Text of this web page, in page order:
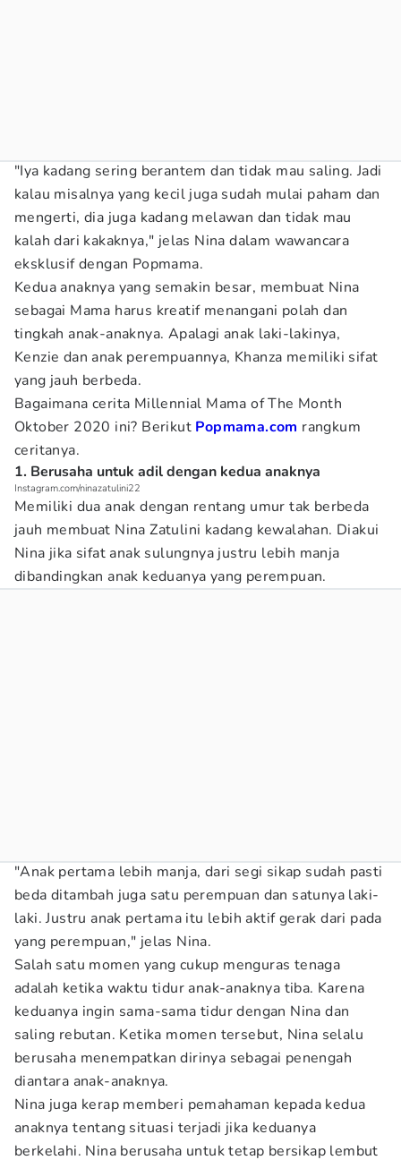
"Iya kadang sering berantem dan tidak mau saling. Jadi
kalau misalnya yang kecil juga sudah mulai paham dan
mengerti, dia juga kadang melawan dan tidak mau
kalah dari kakaknya," jelas Nina dalam wawancara
eksklusif dengan Popmama.
Kedua anaknya yang semakin besar, membuat Nina
sebagai Mama harus kreatif menangani polah dan
tingkah anak-anaknya. Apalagi anak laki-lakinya,
Kenzie dan anak perempuannya, Khanza memiliki sifat
yang jauh berbeda.
Bagaimana cerita Millennial Mama of The Month
Oktober 2020 ini? Berikut Popmama.com rangkum
ceritanya.
1. Berusaha untuk adil dengan kedua anaknya
Instagram.com/ninazatulini22
Memiliki dua anak dengan rentang umur tak berbeda
jauh membuat Nina Zatulini kadang kewalahan. Diakui
Nina jika sifat anak sulungnya justru lebih manja
dibandingkan anak keduanya yang perempuan.
"Anak pertama lebih manja, dari segi sikap sudah pasti
beda ditambah juga satu perempuan dan satunya laki-
laki. Justru anak pertama itu lebih aktif gerak dari pada
yang perempuan," jelas Nina.
Salah satu momen yang cukup menguras tenaga
adalah ketika waktu tidur anak-anaknya tiba. Karena
keduanya ingin sama-sama tidur dengan Nina dan
saling rebutan. Ketika momen tersebut, Nina selalu
berusaha menempatkan dirinya sebagai penengah
diantara anak-anaknya.
Nina juga kerap memberi pemahaman kepada kedua
anaknya tentang situasi terjadi jika keduanya
berkelahi. Nina berusaha untuk tetap bersikap lembut